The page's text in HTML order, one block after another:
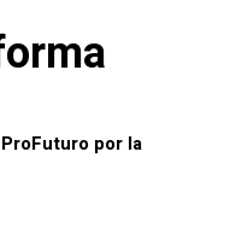
por la